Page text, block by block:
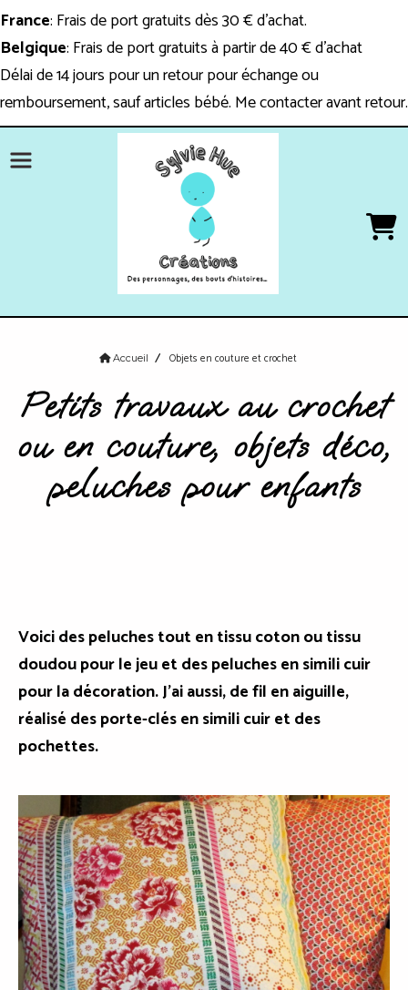
France: Frais de port gratuits dès 30 € d'achat.
Belgique: Frais de port gratuits à partir de 40 € d'achat
Délai de 14 jours pour un retour pour échange ou
remboursement, sauf articles bébé. Me contacter avant retour.
Accueil Objets en couture et crochet
Petits travaux au crochet
ou en couture, objets déco,
peluches pour enfants
Voici des peluches tout en tissu coton ou tissu
doudou pour le jeu et des peluches en simili cuir
pour la décoration. J'ai aussi, de fil en aiguille,
réalisé des porte-clés en simili cuir et des
pochettes.